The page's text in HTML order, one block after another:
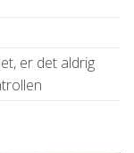
er det aldrig